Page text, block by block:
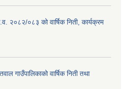
२०८२/०८३ को वार्षिक निती, कार्यक्रम
गाउँपालिकाको वार्षिक निती तथा